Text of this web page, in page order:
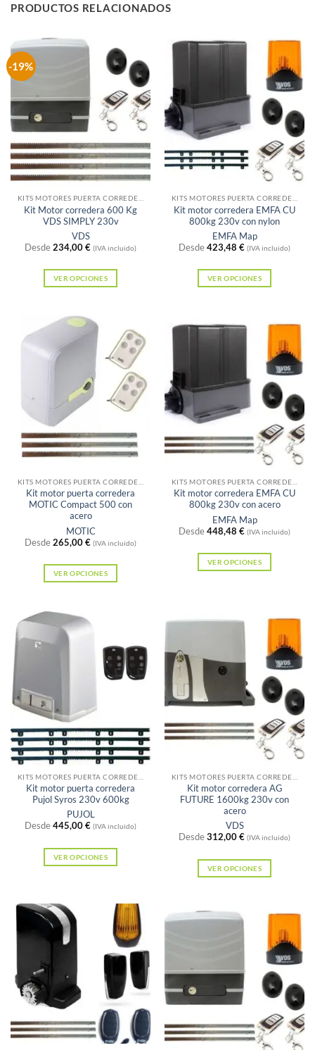
PRODUCTOS RELACIONADOS
-19%
Sin existencias
Kit Motor corredera 600 Kg
VDS SIMPLY 230v
VDS
Desde234,00€ (IVA incluido)
VER OPCIONES
tiene
múltiples
variantes.
Las
opciones
pueden
elegir
la
página
de
producto
Kit motor corredera EMFA CU
800kg 230v con nylon
EMFA Map
Desde423,48 € (IVA incluido)
VER OPCIONES
tiene
múltiples
variantes.
Las
opciones
se
pueden
elegir
la
página
de
producto
Kit motor puerta corredera
MOTIC Compact 500 con
acero
MOTIC
Desde265,00€ (IVA incluido)
VER OPCIONES
tiene
variantes.
se
pueden
elegir
en
la
página
de
producto
Kit motor corredera EMFA CU
800kg 230v con acero
EMFA Map
Desde448,48 € (IVA incluido)
VER OPCIONES
múltiples
variantes.
Las
opciones
elegir
página
de
producto
Sin existencias
Kit motor puerta corredera
Pujol Syros 230v 600kg
PUJOL
Desde445,00€ (IVA incluido)
VER OPCIONES
múltiples
variantes.
opciones
se
pueden
elegir
en
Kit motor corredera AG
FUTURE 1600kg 230v con
acero
VDS
Desde312,00€ (IVA incluido)
VER OPCIONES
tiene
múltiples
variantes.
Las
opciones
se
pueden
elegir